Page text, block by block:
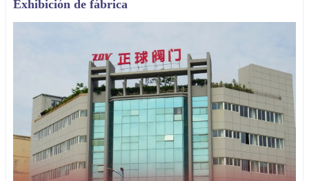
Exhibición de fábrica